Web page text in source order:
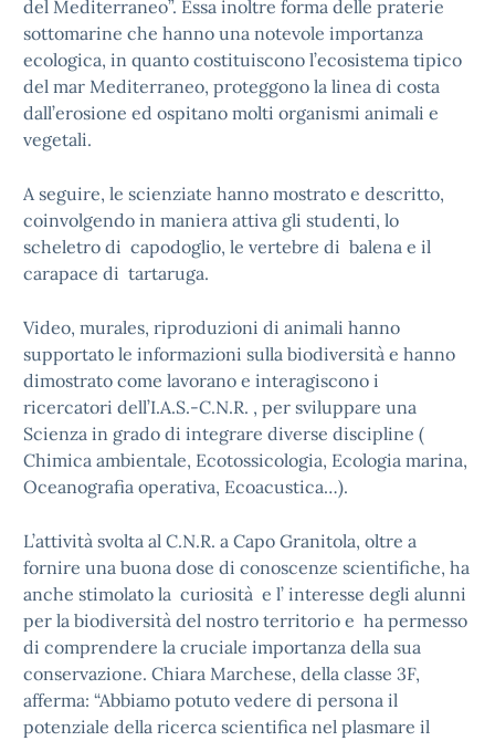
del Mediterraneo”. Essa inoltre forma delle praterie
sottomarine che hanno una notevole importanza
ecologica, in quanto costituiscono l’ecosistema tipico
del mar Mediterraneo, proteggono la linea di costa
dall’erosione ed ospitano molti organismi animali e
vegetali.
A seguire, le scienziate hanno mostrato e descritto,
coinvolgendo in maniera attiva gli studenti, lo
scheletro di capodoglio, le vertebre di balena e il
carapace di tartaruga.
Video, murales, riproduzioni di animali hanno
supportato le informazioni sulla biodiversità e hanno
dimostrato come lavorano e interagiscono i
ricercatori dell’I.A.S.-C.N.R. , per sviluppare una
Scienza in grado di integrare diverse discipline (
Chimica ambientale, Ecotossicologia, Ecologia marina,
Oceanografia operativa, Ecoacustica…).
L’attività svolta al C.N.R. a Capo Granitola, oltre a
fornire una buona dose di conoscenze scientifiche, ha
anche stimolato la curiosità e l’ interesse degli alunni
per la biodiversità del nostro territorio e ha permesso
di comprendere la cruciale importanza della sua
conservazione. Chiara Marchese, della classe 3F,
afferma: “Abbiamo potuto vedere di persona il
potenziale della ricerca scientifica nel plasmare il